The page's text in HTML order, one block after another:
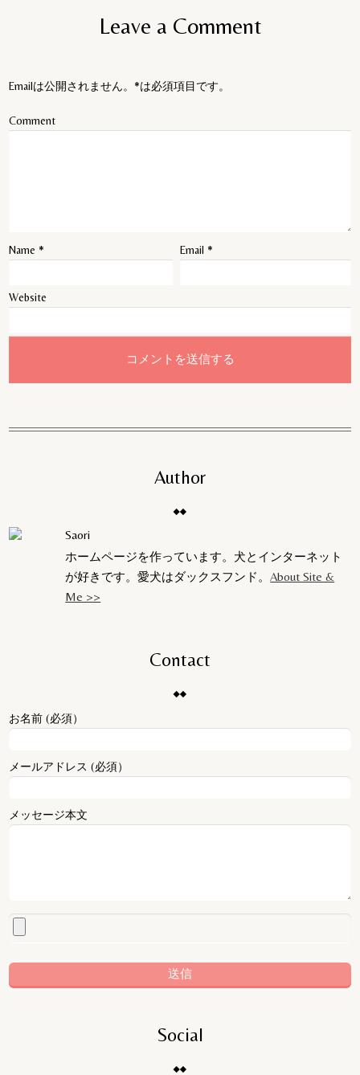
Leave a Comment
Emailは公開されません。*は必須項目です。
Comment
Name * Email *
Website
Author
Saori
ホームページを作っています。犬とインターネット
が好きです。愛犬はダックスフンド。About Site &
Me >>
Contact
お名前 (必須）
メールアドレス (必須）
メッセージ本文
Social